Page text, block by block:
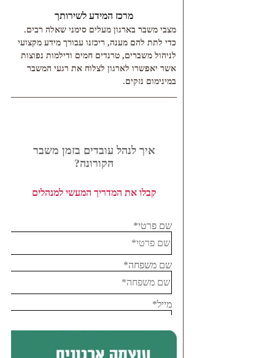
מרכז המידע לשירותך
מצבי משבר בארגון מעלים סימני שאלה רבים.
כדי לתת להם מענה, ריכזנו עבורך מידע מקצועי
לניהול משברים, טרנדים חמים ודילמות נפוצות
אשר יאפשרו לארגון לצלוח את רגעי המשבר
במינימום נזקים.